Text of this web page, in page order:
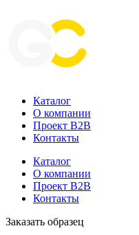
Каталог
О компании
Проект B2B
Контакты
Каталог
О компании
Проект B2B
Контакты
Заказать образец